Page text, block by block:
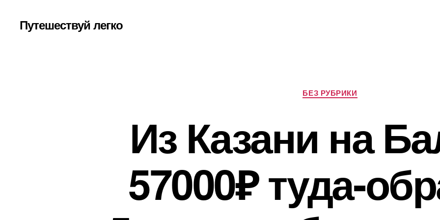
Путешествуй легко
Рубрики
БЕЗ РУБРИКИ
Из Казани на
57000₽ туда-